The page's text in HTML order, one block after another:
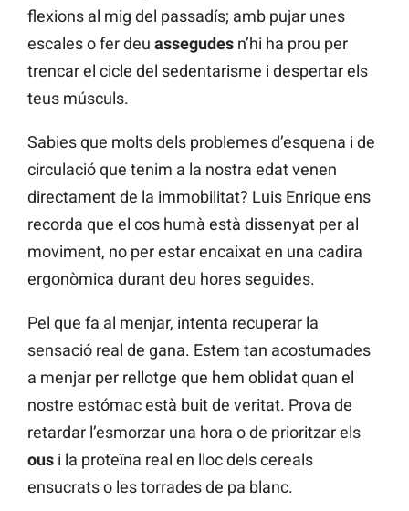
flexions al mig del passadís; amb pujar unes
escales o fer deu assegudes n’hi ha prou per
trencar el cicle del sedentarisme i despertar els
teus músculs.
Sabies que molts dels problemes d’esquena i de
circulació que tenim a la nostra edat venen
directament de la immobilitat? Luis Enrique ens
recorda que el cos humà està dissenyat per al
moviment, no per estar encaixat en una cadira
ergonòmica durant deu hores seguides.
Pel que fa al menjar, intenta recuperar la
sensació real de gana. Estem tan acostumades
a menjar per rellotge que hem oblidat quan el
nostre estómac està buit de veritat. Prova de
retardar l’esmorzar una hora o de prioritzar els
ous i la proteïna real en lloc dels cereals
ensucrats o les torrades de pa blanc.